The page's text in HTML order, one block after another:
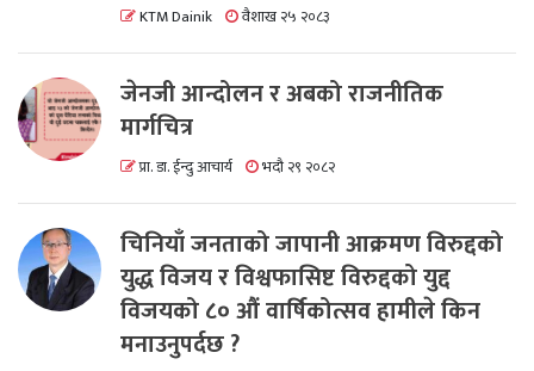
KTM Dainik वैशाख २५ २०८३
जेनजी आन्दोलन र अबको राजनीतिक
मार्गचित्र
प्रा. डा. ईन्दु आचार्य भदौ २९ २०८२
चिनियाँ जनताको जापानी आक्रमण विरुद्दको
युद्ध विजय र विश्वफासिष्ट विरुद्दको युद्द
विजयको ८० औं वार्षिकोत्सव हामीले किन
मनाउनुपर्दछ ?